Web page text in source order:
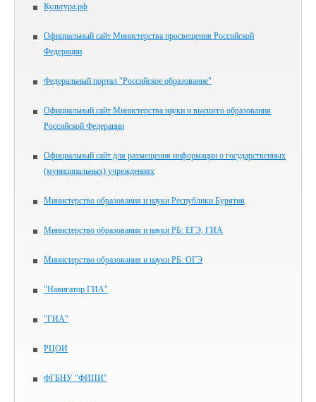
Культура.рф
Официальный сайт Министерства просвещения Российской
Федерации
Федеральный портал "Российское образование"
Официальный сайт Министерства науки и высшего образования
Российской Федерации
Официальный сайт для размещения информации о государственных
(муниципальных) учреждениях
Министерство образования и науки Республики Бурятия
Министерство образования и науки РБ: ЕГЭ, ГИА
Министерство образования и науки РБ: ОГЭ
"Навигатор ГИА"
"ГИА"
РЦОИ
ФГБНУ "ФИПИ"